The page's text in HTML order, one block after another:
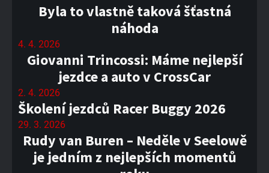
Byla to vlastně taková šťastná
náhoda
4. 4. 2026
Giovanni Trincossi: Máme nejlepší
jezdce a auto v CrossCar
2. 4. 2026
Školení jezdců Racer Buggy 2026
29. 3. 2026
Rudy van Buren – Neděle v Seelowě
je jedním z nejlepších momentů